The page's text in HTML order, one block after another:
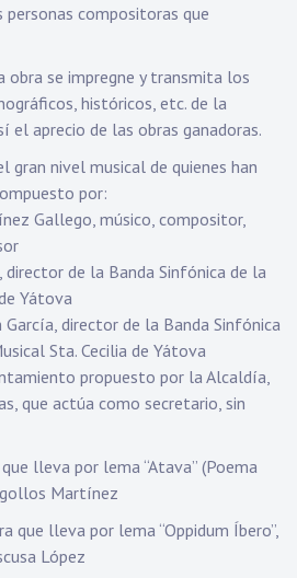
compositoras que
obra se impregne y transmita los
históricos, etc. de la
el aprecio de las obras ganadoras.
gran nivel musical de quienes han
por:
Gallego, músico, compositor,
director de la Banda Sinfónica de la
Yátova
García, director de la Banda Sinfónica
Sta. Cecilia de Yátova
propuesto por la Alcaldía,
que actúa como secretario, sin
lleva por lema “Atava” (Poema
Martínez
que lleva por lema “Oppidum Íbero”,
López